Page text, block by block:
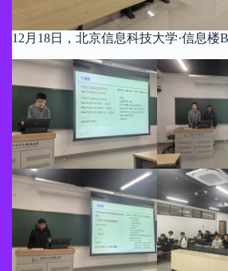
12月18日，北京信息科技大学·信息楼